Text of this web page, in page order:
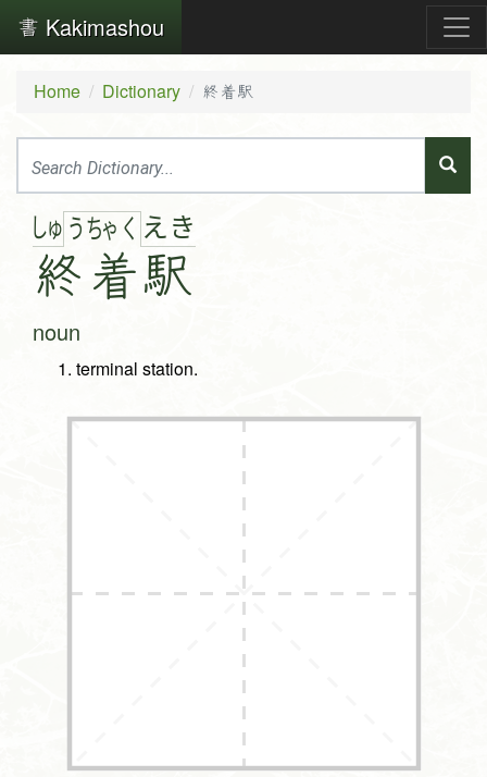
Kakimashou
Home Dictionary 終着駅
しゅ う
終
ちゃ く
着
え き
駅
noun
terminal station.